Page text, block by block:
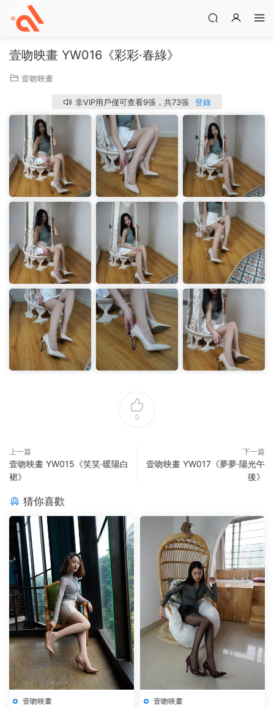
壹吻映畫 YW016《彩彩·春綠》
壹吻映畫
非VIP用戶僅可查看9張，共73張 登錄
0
上一篇
壹吻映畫 YW015《笑笑·暖陽白
裙》
下一篇
壹吻映畫 YW017《夢夢·陽光午
後》
猜你喜歡
壹吻映畫 壹吻映畫